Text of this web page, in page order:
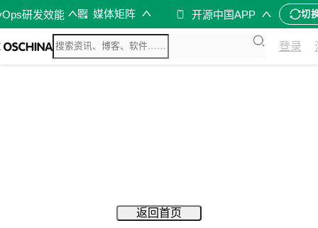
研发效能 媒体矩阵 开源中国APP 切
登录
返回首页